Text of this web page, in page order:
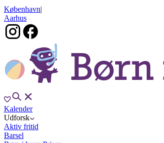
København|
Aarhus
Kalender
Udforsk
Aktiv fritid
Barsel